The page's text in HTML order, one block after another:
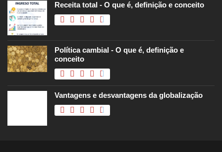
Receita total - O que é, definição e conceito
Política cambial - O que é, definição e
conceito
Vantagens e desvantagens da globalização